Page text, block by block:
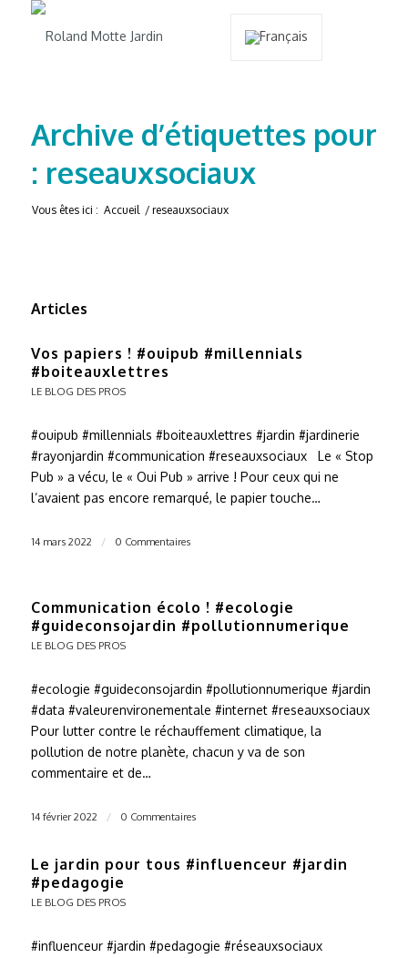
Archive d’étiquettes pour
: reseauxsociaux
Vous êtes ici : Accueil / reseauxsociaux
Articles
Vos papiers ! #ouipub #millennials
#boiteauxlettres
LE BLOG DES PROS
#ouipub #millennials #boiteauxlettres #jardin #jardinerie
#rayonjardin #communication #reseauxsociaux Le « Stop
Pub » a vécu, le « Oui Pub » arrive ! Pour ceux qui ne
l’avaient pas encore remarqué, le papier touche…
14 mars 2022 / 0 Commentaires
Communication écolo ! #ecologie
#guideconsojardin #pollutionnumerique
LE BLOG DES PROS
#ecologie #guideconsojardin #pollutionnumerique #jardin
#data #valeurenvironementale #internet #reseauxsociaux
Pour lutter contre le réchauffement climatique, la
pollution de notre planète, chacun y va de son
commentaire et de…
14 février 2022 / 0 Commentaires
Le jardin pour tous #influenceur #jardin
#pedagogie
LE BLOG DES PROS
#influenceur #jardin #pedagogie #réseauxsociaux